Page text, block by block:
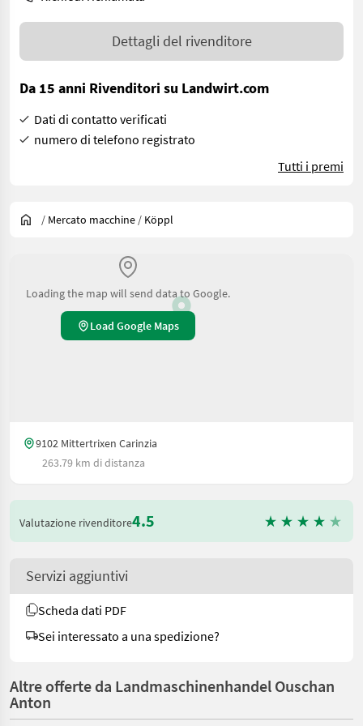
Dettagli del rivenditore
Da 15 anni Rivenditori su Landwirt.com
Dati di contatto verificati
numero di telefono registrato
Tutti i premi
/ Mercato macchine / Köppl
Loading the map will send data to Google.
Load Google Maps
9102 Mittertrixen Carinzia
263.79 km di distanza
Valutazione rivenditore4.5
Servizi aggiuntivi
Scheda dati PDF
Sei interessato a una spedizione?
Altre offerte da Landmaschinenhandel Ouschan
Anton